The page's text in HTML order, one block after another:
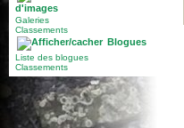
d'images
Galeries
Classements
Blogues
Liste des blogues
Classements